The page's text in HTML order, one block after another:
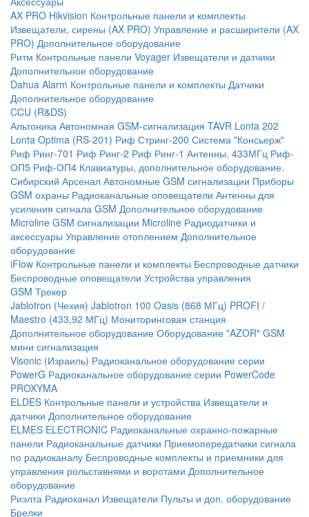
AX PRO Hikvision Контрольные панели и комплекты
Извещатели, сирены (AX PRO) Управление и расширители (AX
PRO) Дополнительное оборудование
Ритм Контрольные панели Voyager Извещатели и датчики
Дополнительное оборудование
Dahua Alarm Контрольные панели и комплекты Датчики
Дополнительное оборудование
CCU (R&DS)
Альтоника Автономная GSM-сигнализация TAVR Lonta 202
Lonta Optima (RS-201) Риф Стринг-200 Система "Консьерж"
Риф Ринг-701 Риф Ринг-2 Риф Ринг-1 Антенны, 433МГц Риф-
ОП5 Риф-ОП4 Клавиатуры, дополнительное оборудование.
Сибирский Арсенал Автономные GSM сигнализации Приборы
GSM охраны Радиоканальные оповещатели Антенны для
усиления сигнала GSM Дополнительное оборудование
Microline GSM cигнализации Microline Радиодатчики и
аксессуары Управление отоплением Дополнительное
оборудование
iFlow Контрольные панели и комплекты Беспроводные датчики
Беспроводные оповещатели Устройства управления
GSM Трекер
Jablotron (Чехия) Jablotron 100 Oasis (868 МГц) PROFI /
Maestro (433,92 МГц) Мониторинговая станция
Дополнительное оборудование Оборудование "AZOR" GSM
мини сигнализация
Visonic (Израиль) Радиоканальное оборудование серии
PowerG Радиоканальное оборудование серии PowerCode
PROXYMA
ELDES Контрольные панели и устройства Извещатели и
датчики Дополнительное оборудование
ELMES ELECTRONIC Радиоканальные охранно-пожарные
панели Радиоканальные датчики Приемопередатчики сигнала
по радиоканалу Беспроводные комплекты и приемники для
управления рольставнями и воротами Дополнительное
оборудование
Риэлта Радиоканал Извещатели Пульты и доп. оборудование
Брелки